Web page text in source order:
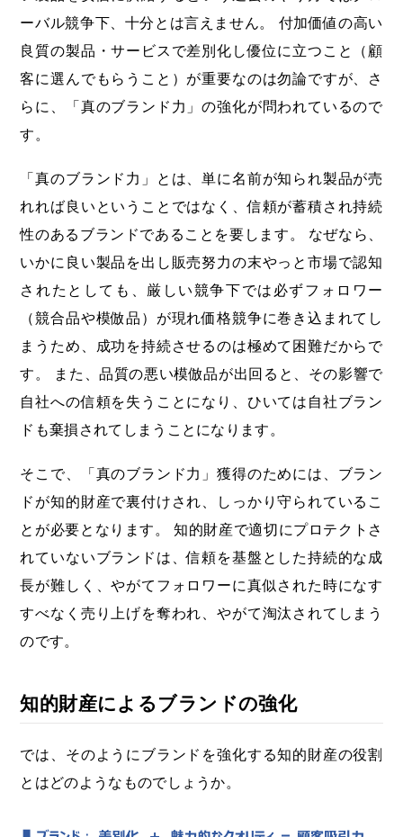
ーバル競争下、十分とは言えません。 付加価値の高い
良質の製品・サービスで差別化し優位に立つこと（顧
客に選んでもらうこと）が重要なのは勿論ですが、さ
らに、「真のブランド力」の強化が問われているので
す。
「真のブランド力」とは、単に名前が知られ製品が売
れれば良いということではなく、信頼が蓄積され持続
性のあるブランドであることを要します。 なぜなら、
いかに良い製品を出し販売努力の末やっと市場で認知
されたとしても、厳しい競争下では必ずフォロワー
（競合品や模倣品）が現れ価格競争に巻き込まれてし
まうため、成功を持続させるのは極めて困難だからで
す。 また、品質の悪い模倣品が出回ると、その影響で
自社への信頼を失うことになり、ひいては自社ブラン
ドも棄損されてしまうことになります。
そこで、「真のブランド力」獲得のためには、ブラン
ドが知的財産で裏付けされ、しっかり守られているこ
とが必要となります。 知的財産で適切にプロテクトさ
れていないブランドは、信頼を基盤とした持続的な成
長が難しく、やがてフォロワーに真似された時になす
すべなく売り上げを奪われ、やがて淘汰されてしまう
のです。
知的財産によるブランドの強化
では、そのようにブランドを強化する知的財産の役割
とはどのようなものでしょうか。